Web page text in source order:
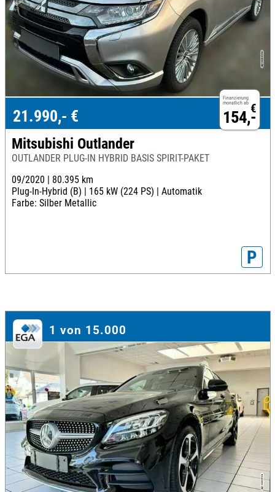
Finanzierung
monatlich ab €
154,-
21.990,- €
Mitsubishi Outlander
OUTLANDER PLUG-IN HYBRID BASIS SPIRIT-PAKET
09/2020 | 80.395 km
Plug-In-Hybrid (B) | 165 kW (224 PS) | Automatik
Farbe: Silber Metallic
P
1 von 15.000